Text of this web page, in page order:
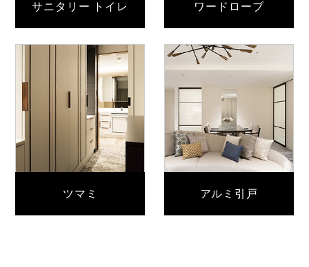
サニタリー トイレ ワードローブ
ツマミ アルミ引戸